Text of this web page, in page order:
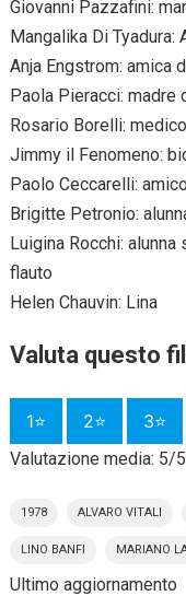
Giovanni Pazzafini:
Mangalika Di Tyadura:
Anja Engstrom: amica
Paola Pieracci: madre
Rosario Borelli:
Jimmy il Fenomeno:
Paolo Ceccarelli:
Brigitte Petronio:
Luigina Rocchi:
flauto
Helen Chauvin: Lina
Valuta questo
1⭐ 2⭐ 3⭐
Valutazione media: 5/
1978 ALVARO VITALI
LINO BANFI MARIANO
Ultimo aggiornamento